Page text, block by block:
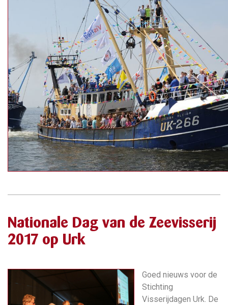
Nationale Dag van de Zeevisserij
2017 op Urk
Goed nieuws voor de
Stichting
Visserijdagen Urk. De